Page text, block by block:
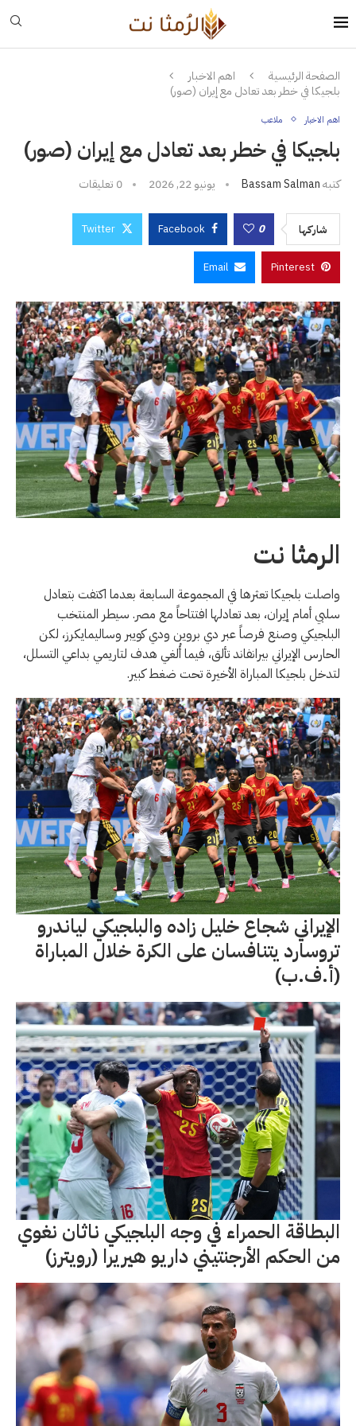
الصفحة الرئيسية
اهم الاخبار
بلجيكا في خطر بعد تعادل مع إيران (صور)
اهم الاخبار ملاعب
بلجيكا في خطر بعد تعادل مع إيران (صور)
كتبهBassam Salman يونيو 22, 2026 0 تعليقات
شاركها 0
Facebook
Twitter
Pinterest
Email
الرمثا نت
واصلت بلجيكا تعثرها في المجموعة السابعة بعدما اكتفت بتعادل
سلبي أمام إيران، بعد تعادلها افتتاحاً مع مصر. سيطر المنتخب
البلجيكي وصنع فرصاً عبر دي بروين ودي كويبر وساليمايكرز، لكن
الحارس الإيراني بيرانفاند تألق، فيما أُلغي هدف لتاريمي بداعي التسلل،
لتدخل بلجيكا المباراة الأخيرة تحت ضغط كبير.
الإيراني شجاع خليل زاده والبلجيكي لياندرو
تروسارد يتنافسان على الكرة خلال المباراة
(أ.ف.ب)
البطاقة الحمراء في وجه البلجيكي ناثان نغوي
من الحكم الأرجنتيني داريو هيريرا (رويترز)